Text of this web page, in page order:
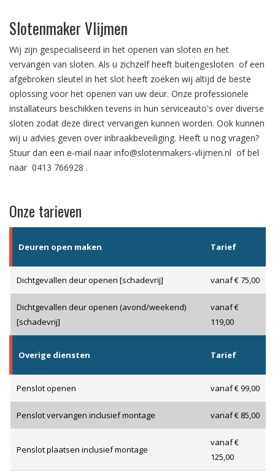
Slotenmaker Vlijmen
Wij zijn gespecialiseerd in het openen van sloten en het
vervangen van sloten. Als u zichzelf heeft buitengesloten of een
afgebroken sleutel in het slot heeft zoeken wij altijd de beste
oplossing voor het openen van uw deur. Onze professionele
installateurs beschikken tevens in hun serviceauto's over diverse
sloten zodat deze direct vervangen kunnen worden. Ook kunnen
wij u advies geven over inbraakbeveiliging. Heeft u nog vragen?
Stuur dan een e-mail naar info@slotenmakers-vlijmen.nl of bel
naar 0413 766928 .
Onze tarieven
Deuren open maken Tarief
Dichtgevallen deur openen [schadevrij] vanaf € 75,00
Dichtgevallen deur openen (avond/weekend)
[schadevrij]
vanaf €
119,00
Overige diensten Tarief
Penslot openen vanaf € 99,00
Penslot vervangen inclusief montage vanaf € 85,00
Penslot plaatsen inclusief montage
vanaf €
125,00